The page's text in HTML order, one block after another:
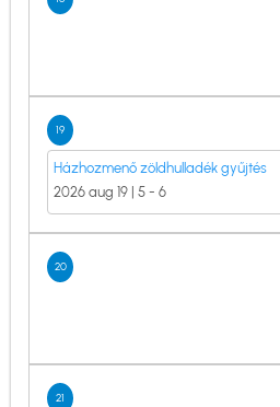
19
Házhozmenő zöldhulladék gyűjtés
2026 aug 19 | 5 - 6
20
21